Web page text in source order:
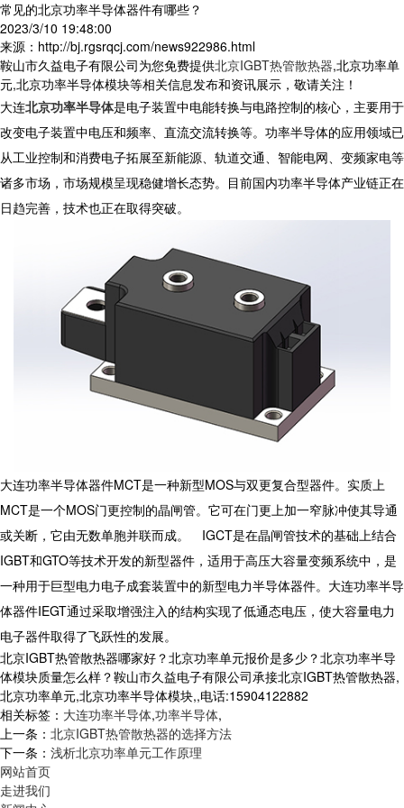
常见的北京功率半导体器件有哪些？
2023/3/10 19:48:00
来源：http://bj.rgsrqcj.com/news922986.html
鞍山市久益电子有限公司为您免费提供北京IGBT热管散热器,北京功率单
元,北京功率半导体模块等相关信息发布和资讯展示，敬请关注！
大连北京功率半导体是电子装置中电能转换与电路控制的核心，主要用于
改变电子装置中电压和频率、直流交流转换等。功率半导体的应用领域已
从工业控制和消费电子拓展至新能源、轨道交通、智能电网、变频家电等
诸多市场，市场规模呈现稳健增长态势。目前国内功率半导体产业链正在
日趋完善，技术也正在取得突破。
大连功率半导体器件MCT是一种新型MOS与双更复合型器件。实质上
MCT是一个MOS门更控制的晶闸管。它可在门更上加一窄脉冲使其导通
或关断，它由无数单胞并联而成。 IGCT是在晶闸管技术的基础上结合
IGBT和GTO等技术开发的新型器件，适用于高压大容量变频系统中，是
一种用于巨型电力电子成套装置中的新型电力半导体器件。大连功率半导
体器件IEGT通过采取增强注入的结构实现了低通态电压，使大容量电力
电子器件取得了飞跃性的发展。
北京IGBT热管散热器哪家好？北京功率单元报价是多少？北京功率半导
体模块质量怎么样？鞍山市久益电子有限公司承接北京IGBT热管散热器,
北京功率单元,北京功率半导体模块,,电话:15904122882
相关标签： 大连功率半导体,功率半导体,
上一条： 北京IGBT热管散热器的选择方法
下一条： 浅析北京功率单元工作原理
网站首页
走进我们